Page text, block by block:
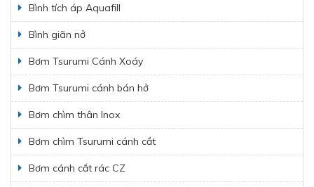
Bình tích áp Aquafill
Bình giãn nở
Bơm Tsurumi Cánh Xoáy
Bơm Tsurumi cánh bán hở
Bơm chìm thân Inox
Bơm chìm Tsurumi cánh cắt
Bơm cánh cắt rác CZ